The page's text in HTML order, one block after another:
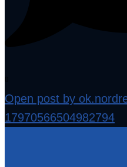
0
Open post by
17970566504982794